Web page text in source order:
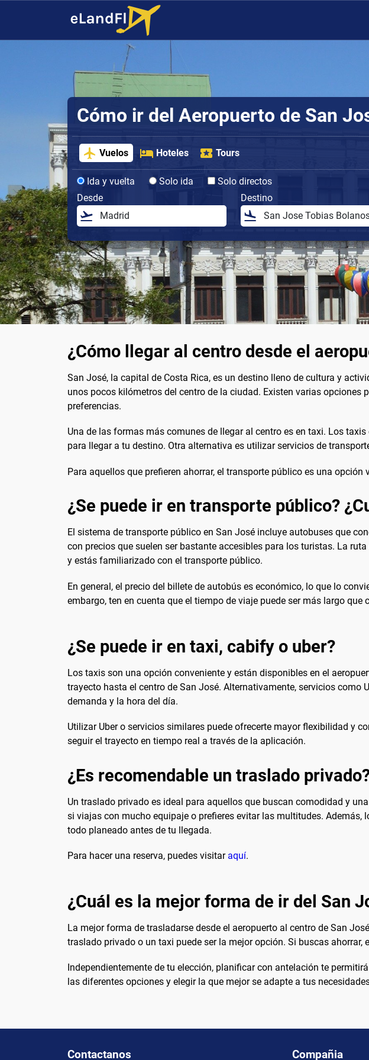
Cómo ir del Aeropuerto de San
Vuelos Hoteles Tours
Ida y vuelta Solo ida
Solo directos
Desde
Destino
¿Cómo llegar al centro desde el
San José, la capital de Costa Rica, es un destino lleno de cultura y
unos pocos kilómetros del centro de la ciudad. Existen varias
preferencias.
Una de las formas más comunes de llegar al centro es en taxi. Los
para llegar a tu destino. Otra alternativa es utilizar servicios de
Para aquellos que prefieren ahorrar, el transporte público es una
¿Se puede ir en transporte público?
El sistema de transporte público en San José incluye autobuses que
con precios que suelen ser bastante accesibles para los turistas. La
y estás familiarizado con el transporte público.
En general, el precio del billete de autobús es económico, lo que lo
embargo, ten en cuenta que el tiempo de viaje puede ser más largo
¿Se puede ir en taxi, cabify o uber?
Los taxis son una opción conveniente y están disponibles en el
trayecto hasta el centro de San José. Alternativamente, servicios
demanda y la hora del día.
Utilizar Uber o servicios similares puede ofrecerte mayor flexibilidad y
seguir el trayecto en tiempo real a través de la aplicación.
¿Es recomendable un traslado
Un traslado privado es ideal para aquellos que buscan comodidad y
si viajas con mucho equipaje o prefieres evitar las multitudes.
todo planeado antes de tu llegada.
Para hacer una reserva, puedes visitar aquí.
¿Cuál es la mejor forma de ir del San
La mejor forma de trasladarse desde el aeropuerto al centro de San
traslado privado o un taxi puede ser la mejor opción. Si buscas
Independientemente de tu elección, planificar con antelación te
las diferentes opciones y elegir la que mejor se adapte a tus
Contactanos Compañia